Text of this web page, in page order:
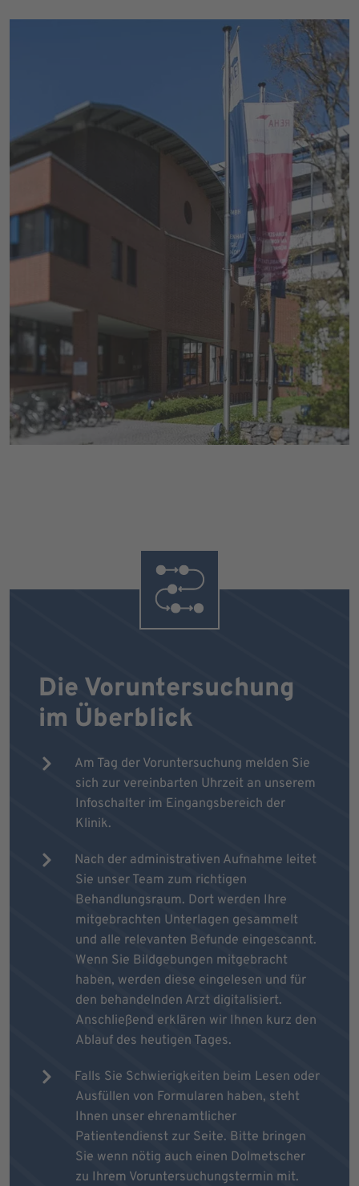
Die Voruntersuchung
im Überblick
Am Tag der Voruntersuchung melden Sie
sich zur vereinbarten Uhrzeit an unserem
Infoschalter im Eingangsbereich der
Klinik.
Nach der administrativen Aufnahme leitet
Sie unser Team zum richtigen
Behandlungsraum. Dort werden Ihre
mitgebrachten Unterlagen gesammelt
und alle relevanten Befunde eingescannt.
Wenn Sie Bildgebungen mitgebracht
haben, werden diese eingelesen und für
den behandelnden Arzt digitalisiert.
Anschließend erklären wir Ihnen kurz den
Ablauf des heutigen Tages.
Falls Sie Schwierigkeiten beim Lesen oder
Ausfüllen von Formularen haben, steht
Ihnen unser ehrenamtlicher
Patientendienst zur Seite. Bitte bringen
Sie wenn nötig auch einen Dolmetscher
zu Ihrem Voruntersuchungstermin mit.